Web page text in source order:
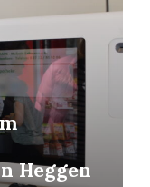
Heggen